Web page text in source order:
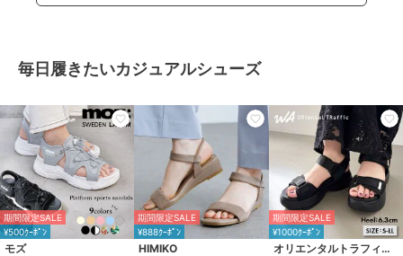
毎日履きたいカジュアルシューズ
期間限定SALE
¥500ｸｰﾎﾟﾝ
モズ
期間限定SALE
¥888ｸｰﾎﾟﾝ
HIMIKO
期間限定SALE
¥1000ｸｰﾎﾟﾝ
オリエンタルトラフィック